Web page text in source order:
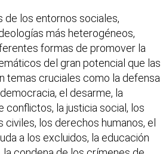
los entornos sociales,
más heterogéneos,
formas de promover la
del gran potencial que las
temas cruciales como la defensa
el desarme, la
conflictos, la justicia social, los
los derechos humanos, el
a los excluidos, la educación